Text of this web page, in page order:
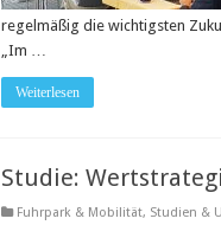
regelmäßig die wichtigsten
„Im …
Weiterlesen
Studie:
Fuhrpark & Mobilität, Studien &